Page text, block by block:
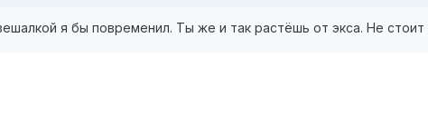
я бы повременил. Ты же и так растёшь от экса. Не стоит